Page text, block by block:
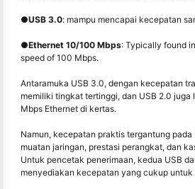
●USB 3.0: mampu mencapai kecepatan
●Ethernet 10/100 Mbps: Typically found
speed of 100 Mbps.
Antaramuka USB 3.0, dengan kecepatan
memiliki tingkat tertinggi, dan USB 2.0 juga
Mbps Ethernet di kertas.
Namun, kecepatan praktis tergantung
muatan jaringan, prestasi perangkat, dan
Untuk pencetak penerimaan, kedua USB
menyediakan kecepatan yang cukup